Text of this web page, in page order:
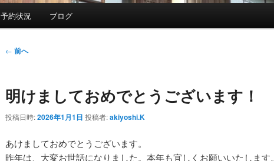
予約状況 ブログ
投
ビ
ゲ
ー
ョ
← 前へ
明けましておめでとうございます！
投稿日時:2026年1月1日 投稿者:akiyoshi.K
あけましておめでとうございます。
昨年は、大変お世話になりました。本年も宜しくお願いいたします。